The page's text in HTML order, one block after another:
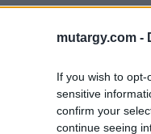
mutargy.com -
If you wish to
sensitive
confirm your
continue seeing